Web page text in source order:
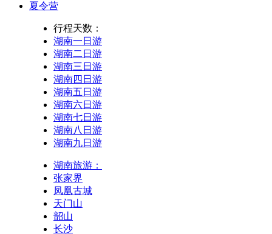
夏令营
行程天数：
湖南一日游
湖南二日游
湖南三日游
湖南四日游
湖南五日游
湖南六日游
湖南七日游
湖南八日游
湖南九日游
湖南旅游：
张家界
凤凰古城
天门山
韶山
长沙